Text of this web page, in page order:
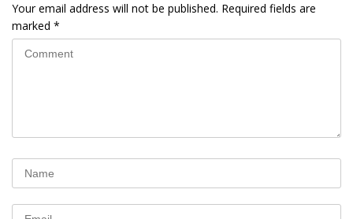
Your email address will not be published. Required fields are
marked *